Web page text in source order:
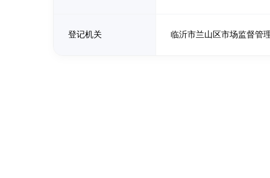
登记机关 临沂市兰山区市场监督管